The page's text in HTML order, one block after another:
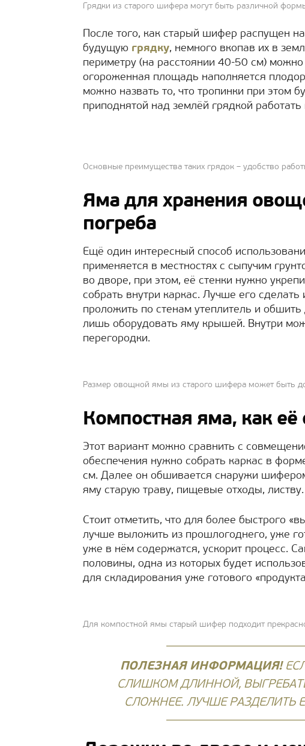
Грядки из старого шифера могут быть различной
После того, как старый шифер распущен
будущую грядку, немного вкопав их в
периметру (на расстоянии 40-50 см)
огороженная площадь наполняется
можно назвать то, что тропинки при этом
приподнятой над землёй грядкой
Основные преимущества таких грядок – удобство
Яма для хранения
погреба
Ещё один интересный способ
применяется в местностях с сыпучим
во дворе, при этом, её стенки нужно
собрать внутри каркас. Лучше его
проложить по стенам утеплитель и
лишь оборудовать яму крышей. Внутри
перегородки.
Размер овощной ямы из старого шифера может быть
Компостная яма, как её
Этот вариант можно сравнить с
обеспечения нужно собрать каркас в
см. Далее он обшивается снаружи
яму старую траву, пищевые отходы, листву.
Стоит отметить, что для более быстрого
лучше выложить из прошлогоднего, уже
уже в нём содержатся, ускорит процесс.
половины, одна из которых будет
для складирования уже готового
Для компостной ямы старый шифер подходит
ПОЛЕЗНАЯ ИНФОРМАЦИЯ!
СЛИШКОМ ДЛИННОЙ,
СЛОЖНЕЕ. ЛУЧШЕ РАЗДЕЛИТЬ